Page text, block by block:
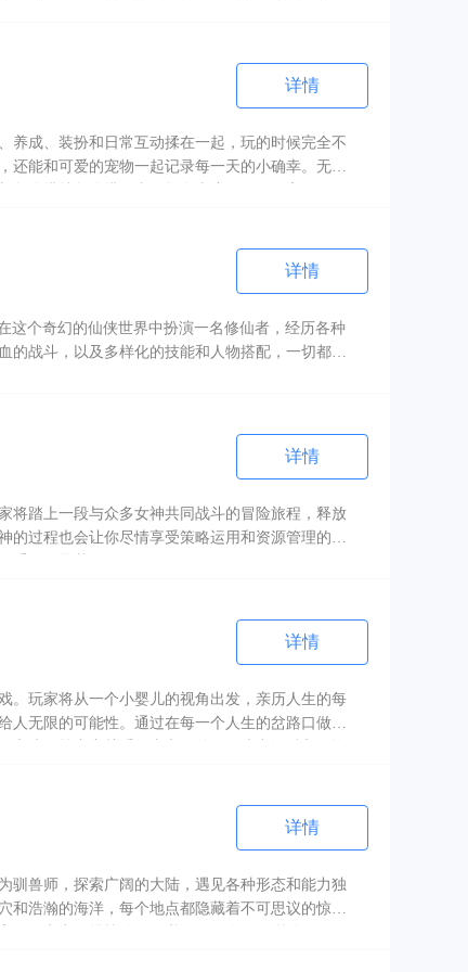
详情
养成、装扮和日常互动揉在一起，玩的时候完全不
还能和可爱的宠物一起记录每一天的小确幸。无限
详情
这个奇幻的仙侠世界中扮演一名修仙者，经历各种
的战斗，以及多样化的技能和人物搭配，一切都是
详情
将踏上一段与众多女神共同战斗的冒险旅程，释放
的过程也会让你尽情享受策略运用和资源管理的乐
详情
。玩家将从一个小婴儿的视角出发，亲历人生的每
人无限的可能性。通过在每一个人生的岔路口做出
详情
驯兽师，探索广阔的大陆，遇见各种形态和能力独
和浩瀚的海洋，每个地点都隐藏着不可思议的惊